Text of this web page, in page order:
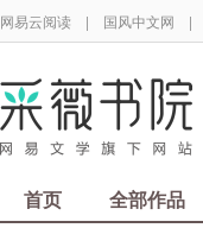
网易云阅读 | 国风中文网 |
首页 全部作品